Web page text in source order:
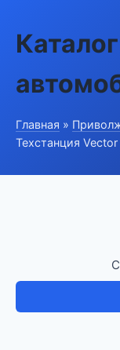
Главная »
Техстанция